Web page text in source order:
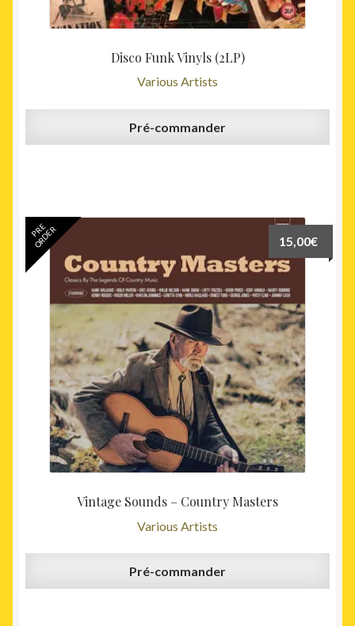
Disco Funk Vinyls (2LP)
Various Artists
Pré-commander
Vintage Sounds – Country Masters
Various Artists
15,00€
PRE
ORDER
Pré-commander